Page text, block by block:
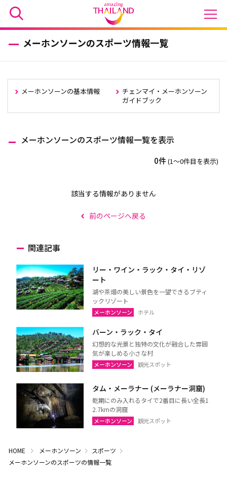
メーホンソーンのスポーツ情報一覧
メーホンソーンの基本情報
チェンマイ・メーホンソーン
ガイドブック
メーホンソーンのスポーツ情報一覧を表示
0件(1〜0件目を表示)
該当する情報がありません
前のページへ戻る
関連記事
リー・ワイン・ラック・タイ・リゾ
ート
湖や茶畑の美しい景色を一望できるブティ
ックリゾート
メーホンソーン ホテル
バーン・ラック・タイ
幻想的な光景と独特の文化が融合した雰囲
気が楽しめる小さな村
メーホンソーン 観光スポット
タム・メーラナー (メーラナー洞窟)
乾期にのみ入れるタイで2番目に長い全長1
2.7kmの洞窟
メーホンソーン 観光スポット
HOME メーホンソーン
スポーツ
メーホンソーンのスポーツの情報一覧